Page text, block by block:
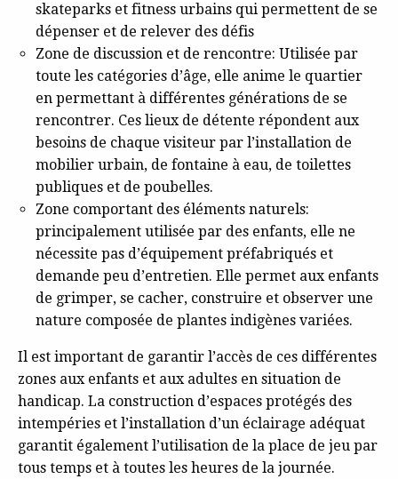
skateparks et fitness urbains qui permettent de se
dépenser et de relever des défis
Zone de discussion et de rencontre: Utilisée par
toute les catégories d’âge, elle anime le quartier
en permettant à différentes générations de se
rencontrer. Ces lieux de détente répondent aux
besoins de chaque visiteur par l’installation de
mobilier urbain, de fontaine à eau, de toilettes
publiques et de poubelles.
Zone comportant des éléments naturels:
principalement utilisée par des enfants, elle ne
nécessite pas d’équipement préfabriqués et
demande peu d’entretien. Elle permet aux enfants
de grimper, se cacher, construire et observer une
nature composée de plantes indigènes variées.
Il est important de garantir l’accès de ces différentes
zones aux enfants et aux adultes en situation de
handicap. La construction d’espaces protégés des
intempéries et l’installation d’un éclairage adéquat
garantit également l’utilisation de la place de jeu par
tous temps et à toutes les heures de la journée.